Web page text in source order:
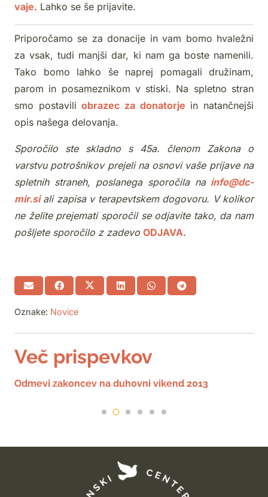
vaje. Lahko se še prijavite.
Priporočamo se za donacije in vam bomo hvaležni
za vsak, tudi manjši dar, ki nam ga boste namenili.
Tako bomo lahko še naprej pomagali družinam,
parom in posameznikom v stiski. Na spletno stran
smo postaviliobrazec za donatorje in natančnejši
opis našega delovanja.
Sporočilo ste skladno s 45a. členom Zakona o
varstvu potrošnikov prejeli na osnovi vaše prijave na
spletnih straneh, poslanega sporočila na info@dc-
mir.siali zapisa v terapevtskem dogovoru. V kolikor
ne želite prejemati sporočil se odjavite tako, da nam
pošljete sporočilo z zadevo ODJAVA.
Oznake: Novice
Več prispevkov
Odmevi zakoncev na duhovni vikend 2013